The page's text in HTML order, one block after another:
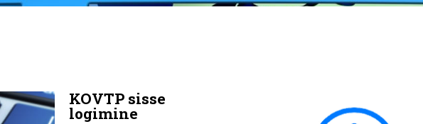
KOVTP sisse
logimine